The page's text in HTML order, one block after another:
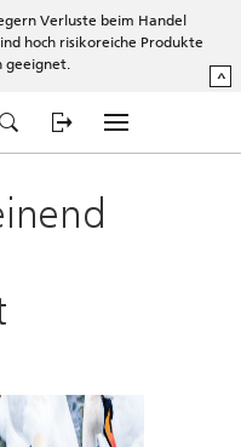
Verluste beim Handel
hoch risikoreiche Produkte
geeignet.
^